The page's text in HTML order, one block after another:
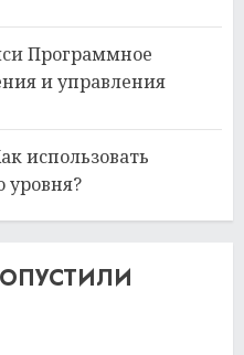
Программное
и управления
использовать
уровня?